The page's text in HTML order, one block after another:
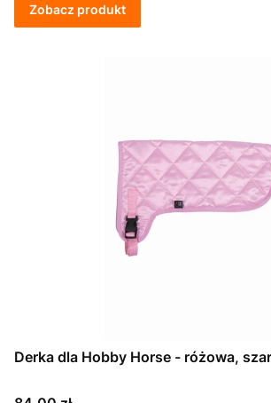
Zobacz produkt
Derka dla Hobby Horse - różowa,